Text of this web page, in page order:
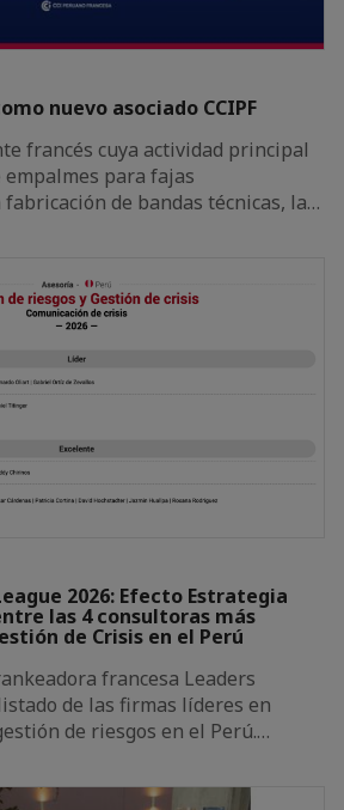
nuevo asociado CCIPF
francés cuya actividad principal
para fajas
de bandas técnicas, la…
2026: Efecto Estrategia
las 4 consultoras más
de Crisis en el Perú
francesa Leaders
de las firmas líderes en
de riesgos en el Perú.…